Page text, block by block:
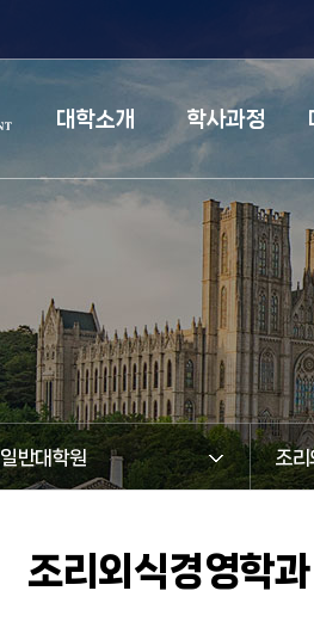
대학소개 학사과정
일반대학원 조
조리외식경영학과